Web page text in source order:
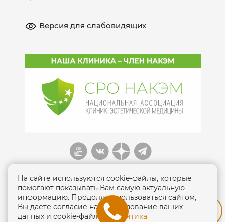
Версия для слабовидящих
Политика конфиденциальности
На сайте используются cookie-файлы, которые
помогают показывать Вам самую актуальную
информацию. Продолжая пользоваться сайтом,
Вы даете согласие на использование ваших
данных и cookie-файлов.Политика